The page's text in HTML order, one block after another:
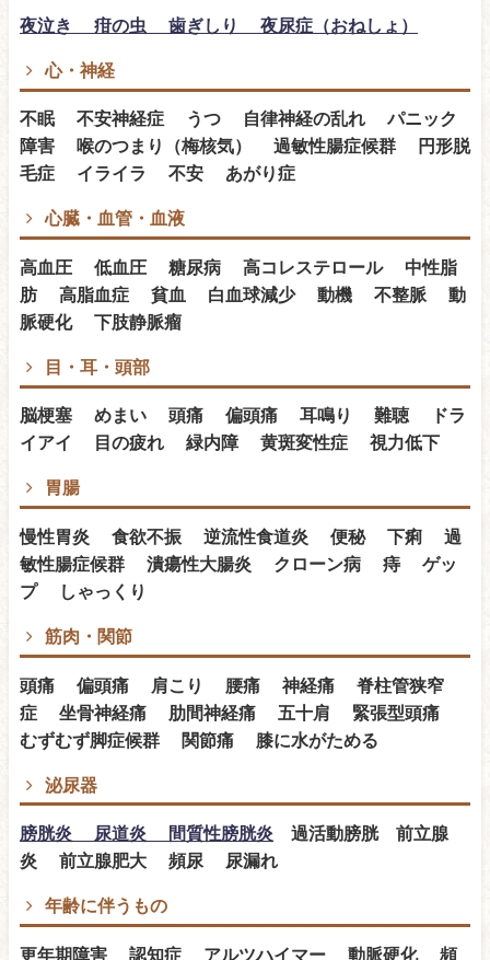
夜泣き 疳の虫 歯ぎしり 夜尿症（おねしょ）
心・神経
不眠 不安神経症 うつ 自律神経の乱れ パニック
障害 喉のつまり（梅核気） 過敏性腸症候群 円形脱
毛症 イライラ 不安 あがり症
心臓・血管・血液
高血圧 低血圧 糖尿病 高コレステロール 中性脂
肪 高脂血症 貧血 白血球減少 動機 不整脈 動
脈硬化 下肢静脈瘤
目・耳・頭部
脳梗塞 めまい 頭痛 偏頭痛 耳鳴り 難聴 ドラ
イアイ 目の疲れ 緑内障 黄斑変性症 視力低下
胃腸
慢性胃炎 食欲不振 逆流性食道炎 便秘 下痢 過
敏性腸症候群 潰瘍性大腸炎 クローン病 痔 ゲッ
プ しゃっくり
筋肉・関節
頭痛 偏頭痛 肩こり 腰痛 神経痛 脊柱管狭窄
症 坐骨神経痛 肋間神経痛 五十肩 緊張型頭痛
むずむず脚症候群 関節痛 膝に水がためる
泌尿器
膀胱炎 尿道炎 間質性膀胱炎 過活動膀胱 前立腺
炎 前立腺肥大 頻尿 尿漏れ
年齢に伴うもの
更年期障害 認知症 アルツハイマー 動脈硬化 頻